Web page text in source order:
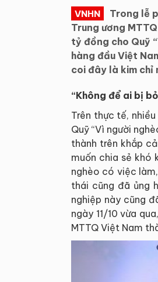
VNHN
Trong lễ
Trung ương
tỷ đồng cho Quỹ
hàng đầu Việt
coi đây là kim
“Không để ai bị
Trên thực tế,
Quỹ “Vì người
thành trên khắp
muốn chia sẻ khó
nghèo có việc
thái cũng đã ủng
nghiệp này cũng
ngày 11/10 vừa
MTTQ Việt Nam